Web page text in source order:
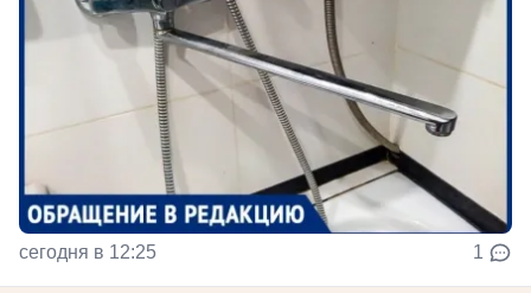
сегодня в 12:25 1